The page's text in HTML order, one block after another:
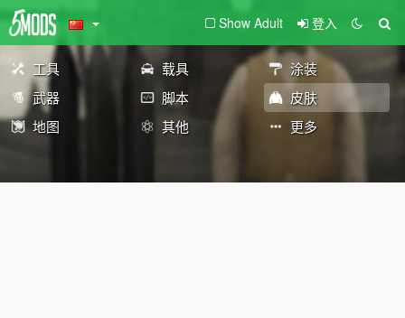
Show Adult 登入
工具 载具
涂装
武器
脚本
皮肤
地图
其他 更多